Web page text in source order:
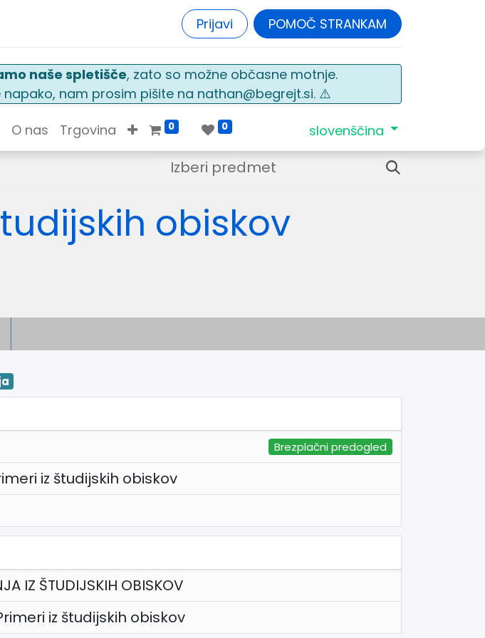
Prijavi POMOČ STRANKAM
naše spletišče, zato so možne občasne motnje.
nam prosim pišite na nathan@begrejt.si. ⚠️
O nas Trgovina 0 0 slovenščina
obiskov
Brezplačni predogled
iz študijskih obiskov
IZ ŠTUDIJSKIH OBISKOV
iz študijskih obiskov